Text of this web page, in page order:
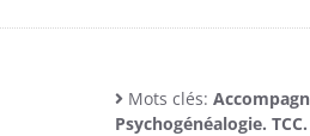
Mots clés:
Psychogénéalogie.